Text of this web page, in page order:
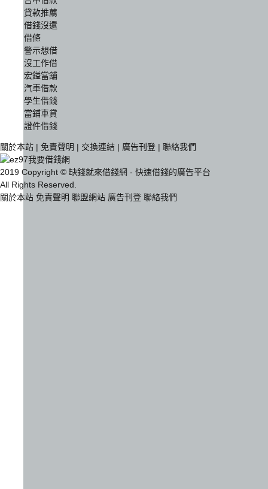
貸款推薦
借錢沒還
借條
警示想借
沒工作借
宏鎰當舖
汽車借款
學生借錢
當鋪車貸
證件借錢
關於本站 | 免責聲明 | 交換連結 | 廣告刊登 | 聯絡我們
2019 Copyright © 缺錢就來借錢網 - 快速借錢的廣告平台
All Rights Reserved.
關於本站 免責聲明 聯盟網站 廣告刊登 聯絡我們